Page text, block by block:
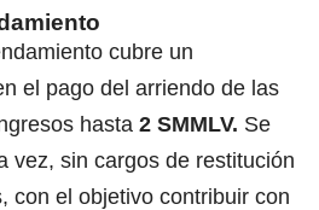
cubre un
el pago del arriendo de las
hasta 2 SMMLV. Se
vez, sin cargos de restitución
con el objetivo contribuir con